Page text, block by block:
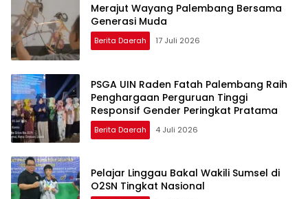
Merajut Wayang Palembang Bersama
Generasi Muda
Berita Daerah 17 Juli 2026
PSGA UIN Raden Fatah Palembang Raih
Penghargaan Perguruan Tinggi
Responsif Gender Peringkat Pratama
Berita Daerah 4 Juli 2026
Pelajar Linggau Bakal Wakili Sumsel di
O2SN Tingkat Nasional